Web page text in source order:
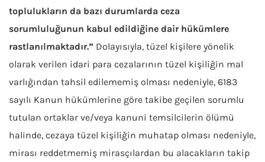
toplulukların da bazı durumlarda ceza
sorumluluğunun kabul edildiğine dair hükümlere
rastlanılmaktadır.” Dolayısıyla, tüzel kişilere yönelik
olarak verilen idari para cezalarının tüzel kişiliğin mal
varlığından tahsil edilememiş olması nedeniyle, 6183
sayılı Kanun hükümlerine göre takibe geçilen sorumlu
tutulan ortaklar ve/veya kanuni temsilcilerin ölümü
halinde, cezaya tüzel kişiliğin muhatap olması nedeniyle,
mirası reddetmemiş mirasçılardan bu alacakların takip